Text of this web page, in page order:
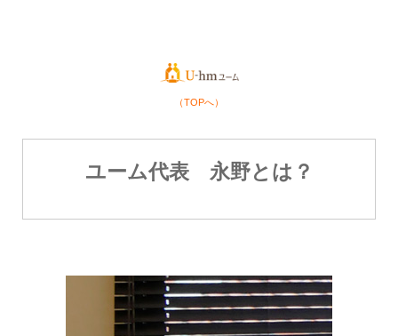
（TOPへ）
ユーム代表 永野とは？